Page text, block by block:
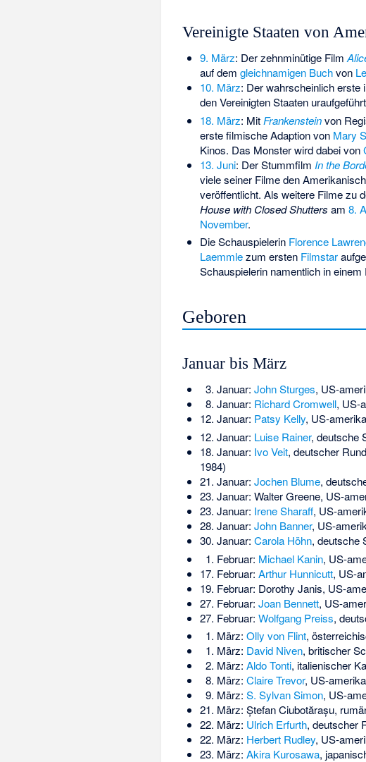
Vereinigte Staaten von
9. März: Der zehnminütige Film
auf dem gleichnamigen Buchvon
10. März: Der wahrscheinlich erste
den Vereinigten Staaten
18. März: Mit Frankensteinvon
erste filmische Adaption von Mary
Kinos. Das Monster wird dabei von
13. Juni: Der Stummfilm In the
viele seiner Filme den
veröffentlicht. Als weitere Filme zu
House with Closed Shutters am 8.
November.
Die Schauspielerin Florence
Laemmlezum ersten Filmstar
Schauspielerin namentlich in einem
Geboren
Januar bis März
3. Januar: John Sturges, US-
8. Januar: Richard Cromwell, US-
12. Januar: Patsy Kelly, US-
12. Januar: Luise Rainer, deutsche
18. Januar: Ivo Veit, deutscher
1984)
21. Januar: Jochen Blume,
23. Januar: Walter Greene, US-
23. Januar: Irene Sharaff, US-
28. Januar: John Banner, US-
30. Januar: Carola Höhn, deutsche
1. Februar: Michael Kanin, US-
17. Februar: Arthur Hunnicutt, US-
19. Februar: Dorothy Janis, US-
27. Februar: Joan Bennett, US-
27. Februar: Wolfgang Preiss,
1. März: Olly von Flint,
1. März: David Niven, britischer
2. März: Aldo Tonti, italienischer
8. März: Claire Trevor, US-
9. März: S. Sylvan Simon, US-
21. März: Ștefan Ciubotărașu,
22. März: Ulrich Erfurth, deutscher
22. März: Herbert Rudley, US-
23. März: Akira Kurosawa,